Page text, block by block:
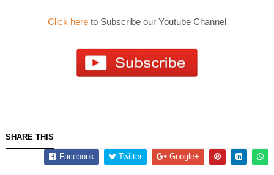
Click here to Subscribe our Youtube Channel
SHARE THIS
Facebook Twitter Google+